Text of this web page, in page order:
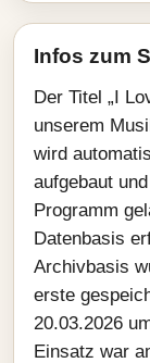
Infos zum
Der Titel „I
unserem
wird
aufgebaut
Programm
Datenbasis
Archivbasis
erste
20.03.2026
Einsatz war